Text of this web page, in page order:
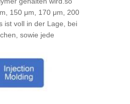
150 μm, 170 μm, 200
ist voll in der Lage, bei
sowie jede